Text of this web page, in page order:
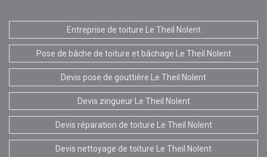
Entreprise de toiture Le Theil Nolent
Pose de bâche de toiture et bâchage Le Theil Nolent
Devis pose de gouttière Le Theil Nolent
Devis zingueur Le Theil Nolent
Devis réparation de toiture Le Theil Nolent
Devis nettoyage de toiture Le Theil Nolent